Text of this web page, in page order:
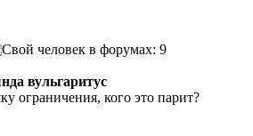
вульгаритус
ограничения, кого это парит?